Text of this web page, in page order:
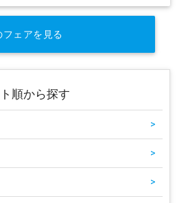
フェアを見る
順から探す
>
>
>